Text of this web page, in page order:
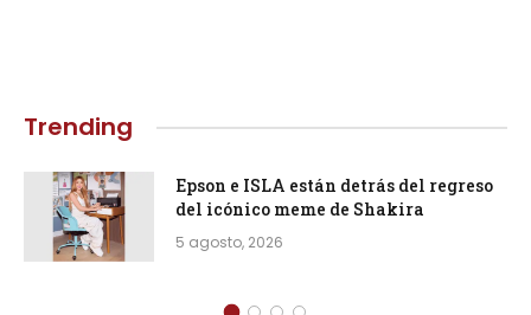
Trending
Epson e ISLA están detrás del regreso
del icónico meme de Shakira
5 agosto, 2026